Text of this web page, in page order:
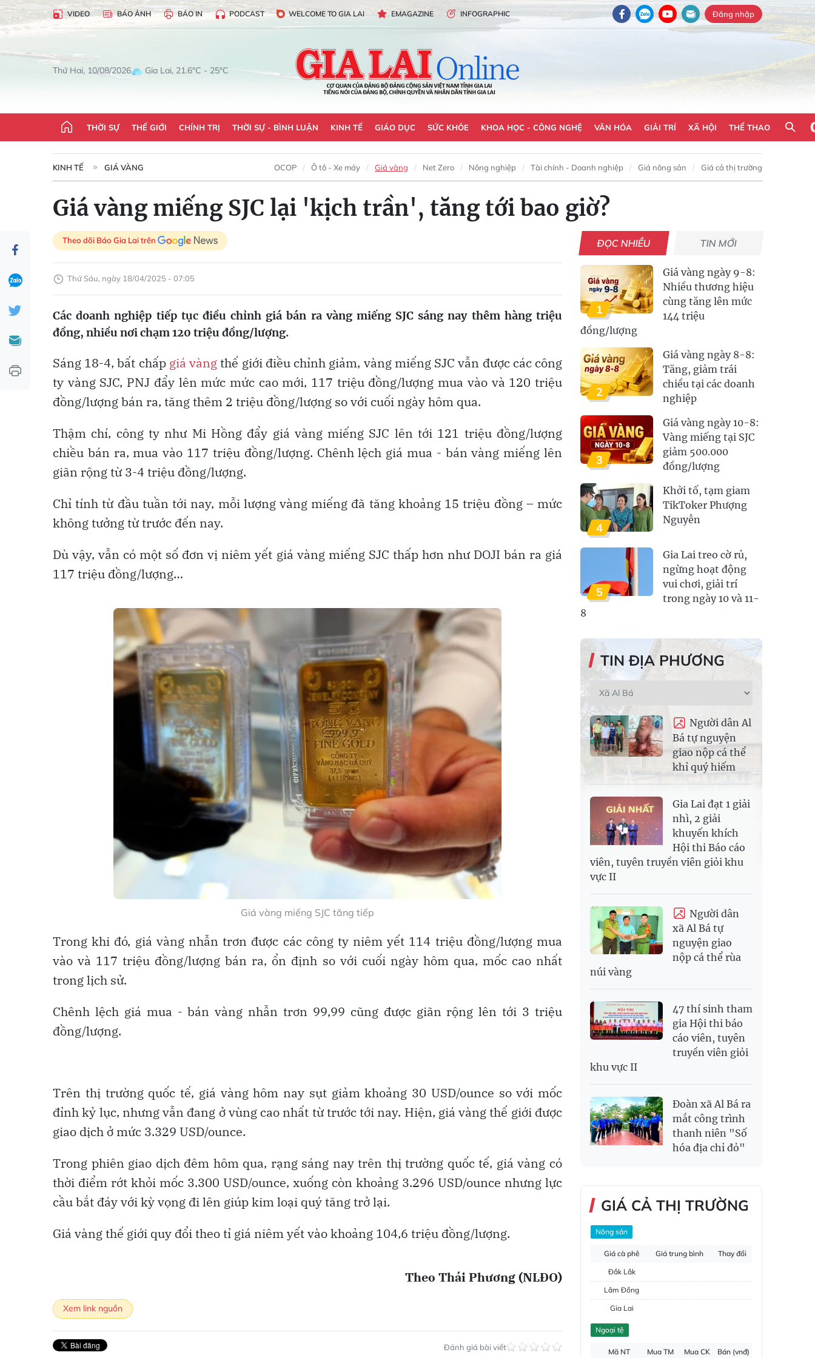
VIDEO BÁO ẢNH BÁO IN PODCAST WELCOME TO GIA LAI EMAGAZINE INFOGRAPHIC Đăng nhập
Thứ Hai, 10/08/2026 Gia Lai, 21.6°C - 25°C
THỜI SỰ THẾ GIỚI CHÍNH TRỊ THỜI SỰ - BÌNH LUẬN KINH TẾ GIÁO DỤC SỨC KHỎE KHOA HỌC - CÔNG NGHỆ VĂN HÓA GIẢI TRÍ XÃ HỘI THỂ THAO
KINH TẾ GIÁ VÀNG OCOP Ô tô - Xe máy Giá vàng Net Zero Nông nghiệp Tài chính - Doanh nghiệp Giá nông sản Giá cả thị trường
Giá vàng miếng SJC lại 'kịch trần', tăng tới bao giờ?
Theo dõi Báo Gia Lai trên
Thứ Sáu, ngày 18/04/2025 - 07:05
Các doanh nghiệp tiếp tục điều chỉnh giá bán ra vàng miếng SJC sáng nay thêm hàng triệu
đồng, nhiều nơi chạm 120 triệu đồng/lượng.
Sáng 18-4, bất chấp giá vàngthế giới điều chỉnh giảm, vàng miếng SJC vẫn được các công
ty vàng SJC, PNJ đẩy lên mức mức cao mới, 117 triệu đồng/lượng mua vào và 120 triệu
đồng/lượng bán ra, tăng thêm 2 triệu đồng/lượng so với cuối ngày hôm qua.
Thậm chí, công ty như Mi Hồng đẩy giá vàng miếng SJC lên tới 121 triệu đồng/lượng
chiều bán ra, mua vào 117 triệu đồng/lượng. Chênh lệch giá mua - bán vàng miếng lên
giãn rộng từ 3-4 triệu đồng/lượng.
Chỉ tính từ đầu tuần tới nay, mỗi lượng vàng miếng đã tăng khoảng 15 triệu đồng – mức
không tưởng từ trước đến nay.
Dù vậy, vẫn có một số đơn vị niêm yết giá vàng miếng SJC thấp hơn như DOJI bán ra giá
117 triệu đồng/lượng…
Giá vàng miếng SJC tăng tiếp
Trong khi đó, giá vàng nhẫn trơn được các công ty niêm yết 114 triệu đồng/lượng mua
vào và 117 triệu đồng/lượng bán ra, ổn định so với cuối ngày hôm qua, mốc cao nhất
trong lịch sử.
Chênh lệch giá mua - bán vàng nhẫn trơn 99,99 cũng được giãn rộng lên tới 3 triệu
đồng/lượng.
Trên thị trường quốc tế, giá vàng hôm nay sụt giảm khoảng 30 USD/ounce so với mốc
đỉnh kỷ lục, nhưng vẫn đang ở vùng cao nhất từ trước tới nay. Hiện, giá vàng thế giới được
giao dịch ở mức 3.329 USD/ounce.
Trong phiên giao dịch đêm hôm qua, rạng sáng nay trên thị trường quốc tế, giá vàng có
thời điểm rớt khỏi mốc 3.300 USD/ounce, xuống còn khoảng 3.296 USD/ounce nhưng lực
cầu bắt đáy với kỳ vọng đi lên giúp kim loại quý tăng trở lại.
Giá vàng thế giới quy đổi theo tỉ giá niêm yết vào khoảng 104,6 triệu đồng/lượng.
Theo Thái Phương (NLĐO)
Xem link nguồn
Đánh giá bài viết
ĐỌC NHIỀU TIN MỚI
1
Giá vàng ngày 9-8:
Nhiều thương hiệu
cùng tăng lên mức
144 triệu
đồng/lượng
2
Giá vàng ngày 8-8:
Tăng, giảm trái
chiều tại các doanh
nghiệp
3
Giá vàng ngày 10-8:
Vàng miếng tại SJC
giảm 500.000
đồng/lượng
4
Khởi tố, tạm giam
TikToker Phượng
Nguyễn
5
Gia Lai treo cờ rủ,
ngừng hoạt động
vui chơi, giải trí
trong ngày 10 và 11-
8
TIN ĐỊA PHƯƠNG
Người dân Al
Bá tự nguyện
giao nộp cá thể
khỉ quý hiếm
Gia Lai đạt 1 giải
nhì, 2 giải
khuyến khích
Hội thi Báo cáo
viên, tuyên truyền viên giỏi khu
vực II
Người dân
xã Al Bá tự
nguyện giao
nộp cá thể rùa
núi vàng
47 thí sinh tham
gia Hội thi báo
cáo viên, tuyên
truyền viên giỏi
khu vực II
Đoàn xã Al Bá ra
mắt công trình
thanh niên "Số
hóa địa chỉ đỏ"
GIÁ CẢ THỊ TRƯỜNG
Nông sản
Giá cà phê Giá trung bình
Thay đổi
Đắk Lắk
Lâm Đồng
Gia Lai
Đắk Nông
Ngoại tệ
Mã NT Mua TM Mua CK
Bán (vnđ)